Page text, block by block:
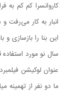
این بنا را بازسازی
سال نو مورد
عنوان لوکیشن
ما دو نفر از تهمینه